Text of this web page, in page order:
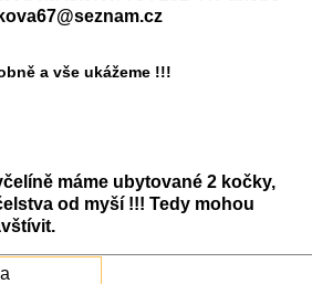
a vše ukážeme !!!
máme ubytované 2 kočky,
od myší !!! Tedy mohou